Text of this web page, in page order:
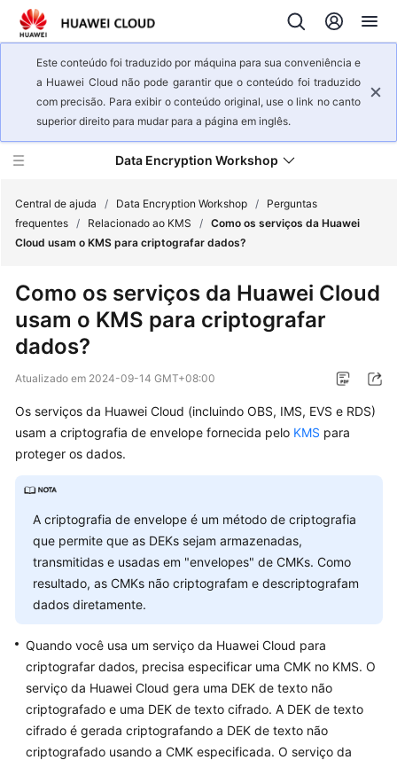
Este conteúdo foi traduzido por máquina para sua conveniência e
a Huawei Cloud não pode garantir que o conteúdo foi traduzido
com precisão. Para exibir o conteúdo original, use o link no canto
superior direito para mudar para a página em inglês.
Data Encryption Workshop
de
serviço
Guia
de
Referência
de
API
Melhores
práticas
Primeiros
passos
Perguntas
frequentes
Relacionado
ao
KMS
Central de ajuda / Data Encryption Workshop /
Perguntas
frequentes / Relacionado ao KMS / Como os serviços da Huawei
Cloud usam o KMS para criptografar dados?
Como os serviços da Huawei Cloud
usam o KMS para criptografar
dados?
Atualizado em 2024-09-14 GMT+08:00
Os serviços da Huawei Cloud (incluindo OBS, IMS, EVS e RDS)
usam a criptografia de envelope fornecida pelo KMS para
proteger os dados.
A criptografia de envelope é um método de criptografia
que permite que as DEKs sejam armazenadas,
transmitidas e usadas em "envelopes" de CMKs. Como
resultado, as CMKs não criptografam e descriptografam
dados diretamente.
Quando você usa um serviço da Huawei Cloud para
criptografar dados, precisa especificar uma CMK no KMS. O
serviço da Huawei Cloud gera uma DEK de texto não
criptografado e uma DEK de texto cifrado. A DEK de texto
cifrado é gerada criptografando a DEK de texto não
criptografado usando a CMK especificada. O serviço da